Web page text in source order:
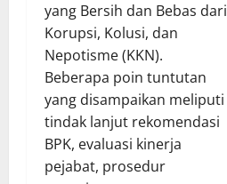
yang Bersih dan Bebas dari
Korupsi, Kolusi, dan
Nepotisme (KKN).
Beberapa poin tuntutan
yang disampaikan meliputi
tindak lanjut rekomendasi
BPK, evaluasi kinerja
pejabat, prosedur